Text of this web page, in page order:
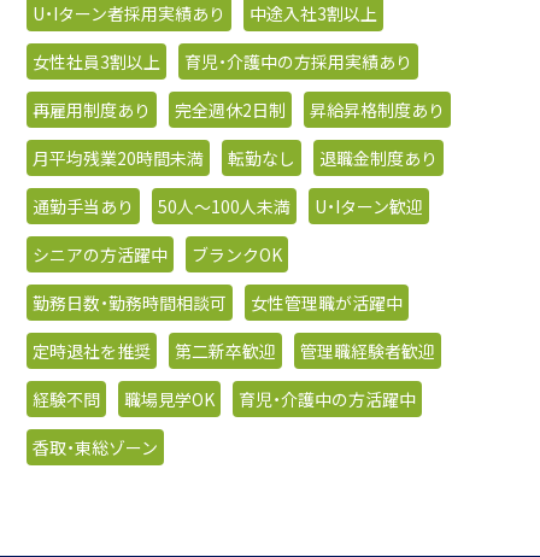
U・Iターン者採用実績あり
中途入社3割以上
女性社員3割以上
育児・介護中の方採用実績あり
再雇用制度あり
完全週休2日制
昇給昇格制度あり
月平均残業20時間未満
転勤なし
退職金制度あり
通勤手当あり
50人〜100人未満
U・Iターン歓迎
シニアの方活躍中
ブランクOK
勤務日数・勤務時間相談可
女性管理職が活躍中
定時退社を推奨
第二新卒歓迎
管理職経験者歓迎
経験不問
職場見学OK
育児・介護中の方活躍中
香取・東総ゾーン